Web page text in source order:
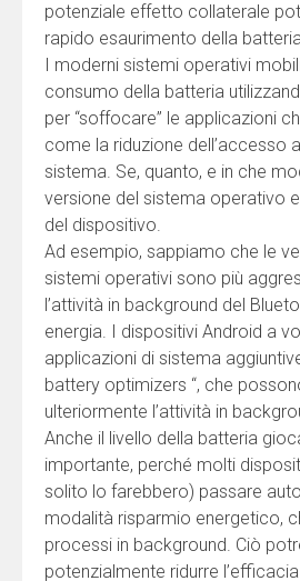
potenziale effetto collaterale
rapido esaurimento della
I moderni sistemi operativi
consumo della batteria
per “soffocare” le applicazioni
come la riduzione dell’accesso
sistema. Se, quanto, e in che
versione del sistema operativo
del dispositivo.
Ad esempio, sappiamo che le
sistemi operativi sono più
l’attività in background del
energia. I dispositivi Android a
applicazioni di sistema
battery optimizers “, che
ulteriormente l’attività in
Anche il livello della batteria
importante, perché molti
solito lo farebbero) passare
modalità risparmio energetico,
processi in background. Ciò
potenzialmente ridurre